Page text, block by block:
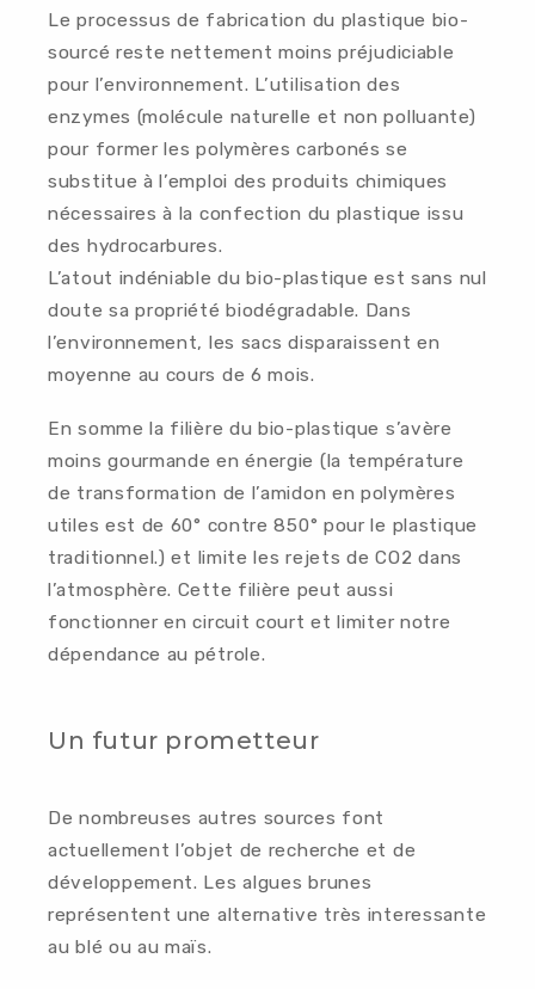
Le processus de fabrication du plastique bio-
sourcé reste nettement moins préjudiciable
pour l’environnement. L’utilisation des
enzymes (molécule naturelle et non polluante)
pour former les polymères carbonés se
substitue à l’emploi des produits chimiques
nécessaires à la confection du plastique issu
des hydrocarbures.
L’atout indéniable du bio-plastique est sans nul
doute sa propriété biodégradable. Dans
l’environnement, les sacs disparaissent en
moyenne au cours de 6 mois.
En somme la filière du bio-plastique s’avère
moins gourmande en énergie (la température
de transformation de l’amidon en polymères
utiles est de 60° contre 850° pour le plastique
traditionnel.) et limite les rejets de CO2 dans
l’atmosphère. Cette filière peut aussi
fonctionner en circuit court et limiter notre
dépendance au pétrole.
Un futur prometteur
De nombreuses autres sources font
actuellement l’objet de recherche et de
développement. Les algues brunes
représentent une alternative très interessante
au blé ou au maïs.